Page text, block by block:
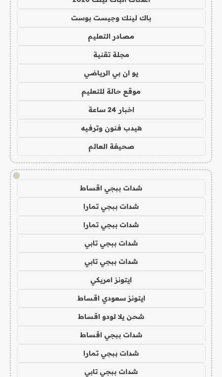
باك لينك وجيست بوست
مصادر التعليم
مجلة تقنية
يو ان بي الرياضي
موقع حالة للتعليم
اخبار 24 ساعة
هيدب فنون وترفيه
صحيفة العالم
!
شدات ببجي اقساط
شدات ببجي تمارا
شدات ببجي تمارا
شدات ببجي تابي
شدات ببجي تابي
ايتونز امريكي
ايتونز سعودي اقساط
شحن يلا لودو اقساط
شدات ببجي اقساط
شدات ببجي تمارا
شدات ببجي تابي